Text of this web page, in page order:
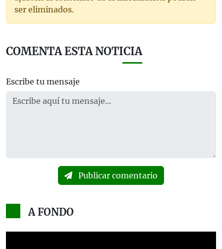
ser eliminados.
COMENTA ESTA NOTICIA
Escribe tu mensaje
Publicar comentario
A FONDO